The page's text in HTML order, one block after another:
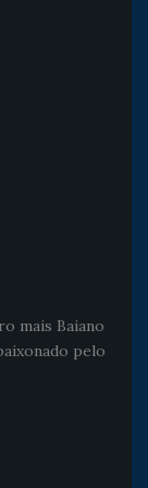
mais Baiano
pelo